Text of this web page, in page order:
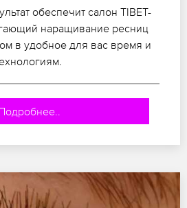
обеспечит салон TIBET-
наращивание ресниц
в удобное для вас время и